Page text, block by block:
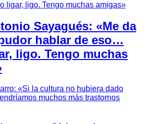
Sayagués: «Me da
hablar de eso…
ligo. Tengo muchas